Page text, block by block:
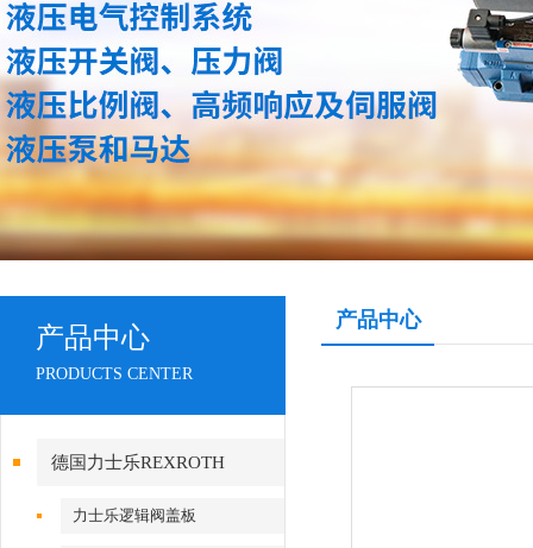
产品中心
PRODUCTS CENTER
德国力士乐REXROTH
力士乐逻辑阀盖板
产品中心